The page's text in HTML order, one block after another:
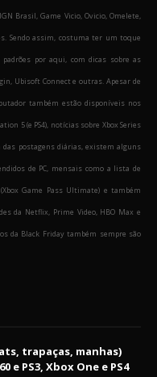
Brasil, Game Vicio, Ovicio, Omelete,
Sendo assim, costuma ter um toque
por aqui, com dicas sobre as
Ubisoft Connect e outras. Apesar de
também estão disponíveis nos
5 (e PS4), notícias sobre Xbox Series
das postagens diárias, existem alguns
de PC, mensais como a lista de
Game Pass Ultimate) e também
da Netflix, Prime Video, HBO Max e
da Black Friday também sempre são
trapaças, manhas)
e PS3, Xbox One e PS4